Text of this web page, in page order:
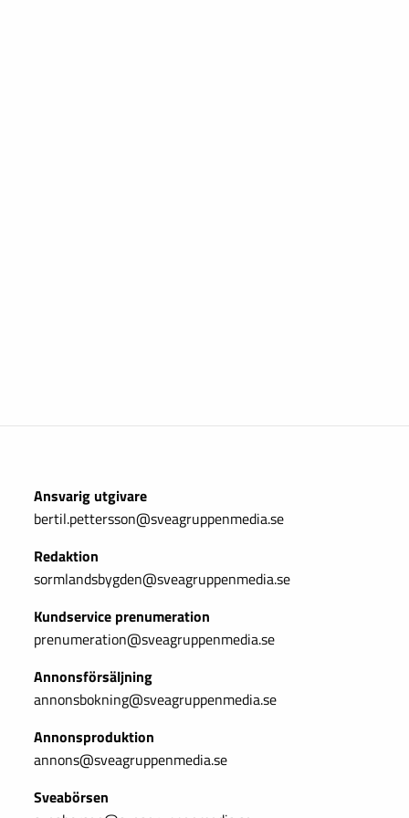
Ansvarig utgivare
bertil.pettersson@sveagruppenmedia.se
Redaktion
sormlandsbygden@sveagruppenmedia.se
Kundservice prenumeration
prenumeration@sveagruppenmedia.se
Annonsförsäljning
annonsbokning@sveagruppenmedia.se
Annonsproduktion
annons@sveagruppenmedia.se
Sveabörsen